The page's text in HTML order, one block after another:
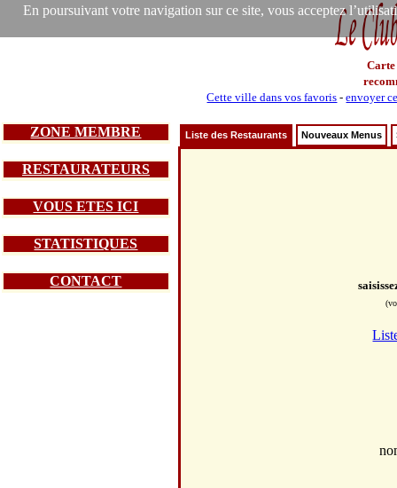
En poursuivant votre navigation sur ce site, vous acceptez
Carte
Cette ville dans vos favoris -envoyer
ZONE MEMBRE
RESTAURATEURS
VOUS ETES ICI
STATISTIQUES
CONTACT
Liste des Restaurants Nouveaux Menus